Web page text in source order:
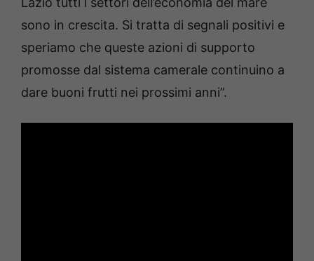
sono in crescita. Si tratta di segnali positivi e
speriamo che queste azioni di supporto
promosse dal sistema camerale continuino a
dare buoni frutti nei prossimi anni”.